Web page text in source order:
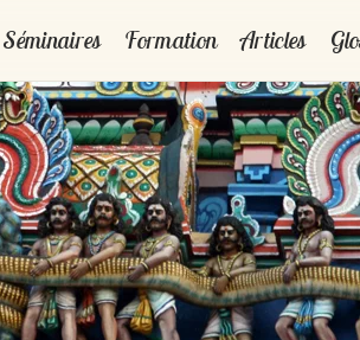
Séminaires Formation Articles